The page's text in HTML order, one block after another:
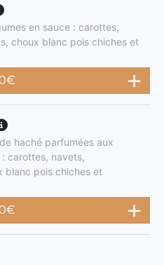
en sauce : carottes,
choux blanc pois chiches et
€
haché parfumées aux
carottes, navets,
blanc pois chiches et
€